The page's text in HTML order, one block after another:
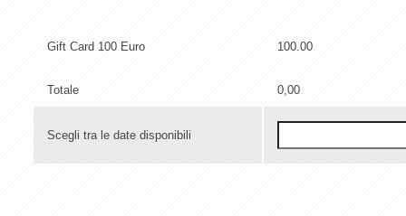
Gift Card 100 Euro 100.00
Totale 0,00
Scegli tra le date disponibili